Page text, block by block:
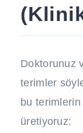
Doktorunuz
terimler
bu
üretiyoruz: